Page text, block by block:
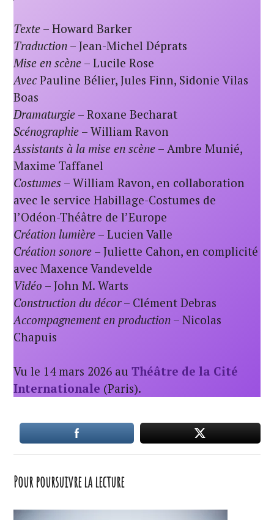
Texte – Howard Barker
Traduction – Jean-Michel Déprats
Mise en scène – Lucile Rose
Avec Pauline Bélier, Jules Finn, Sidonie Vilas
Boas
Dramaturgie – Roxane Becharat
Scénographie – William Ravon
Assistants à la mise en scène – Ambre Munié,
Maxime Taffanel
Costumes – William Ravon, en collaboration
avec le service Habillage-Costumes de
l’Odéon-Théâtre de l’Europe
Création lumière – Lucien Valle
Création sonore – Juliette Cahon, en complicité
avec Maxence Vandevelde
Vidéo – John M. Warts
Construction du décor– Clément Debras
Accompagnement en production – Nicolas
Chapuis
Vu le 14 mars 2026 auThéâtre de la Cité
Internationale (Paris).
Pour poursuivre la lecture